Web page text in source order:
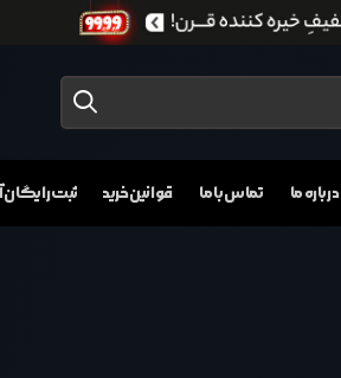
درباره ما تماس با ما قوانین خرید ثبت